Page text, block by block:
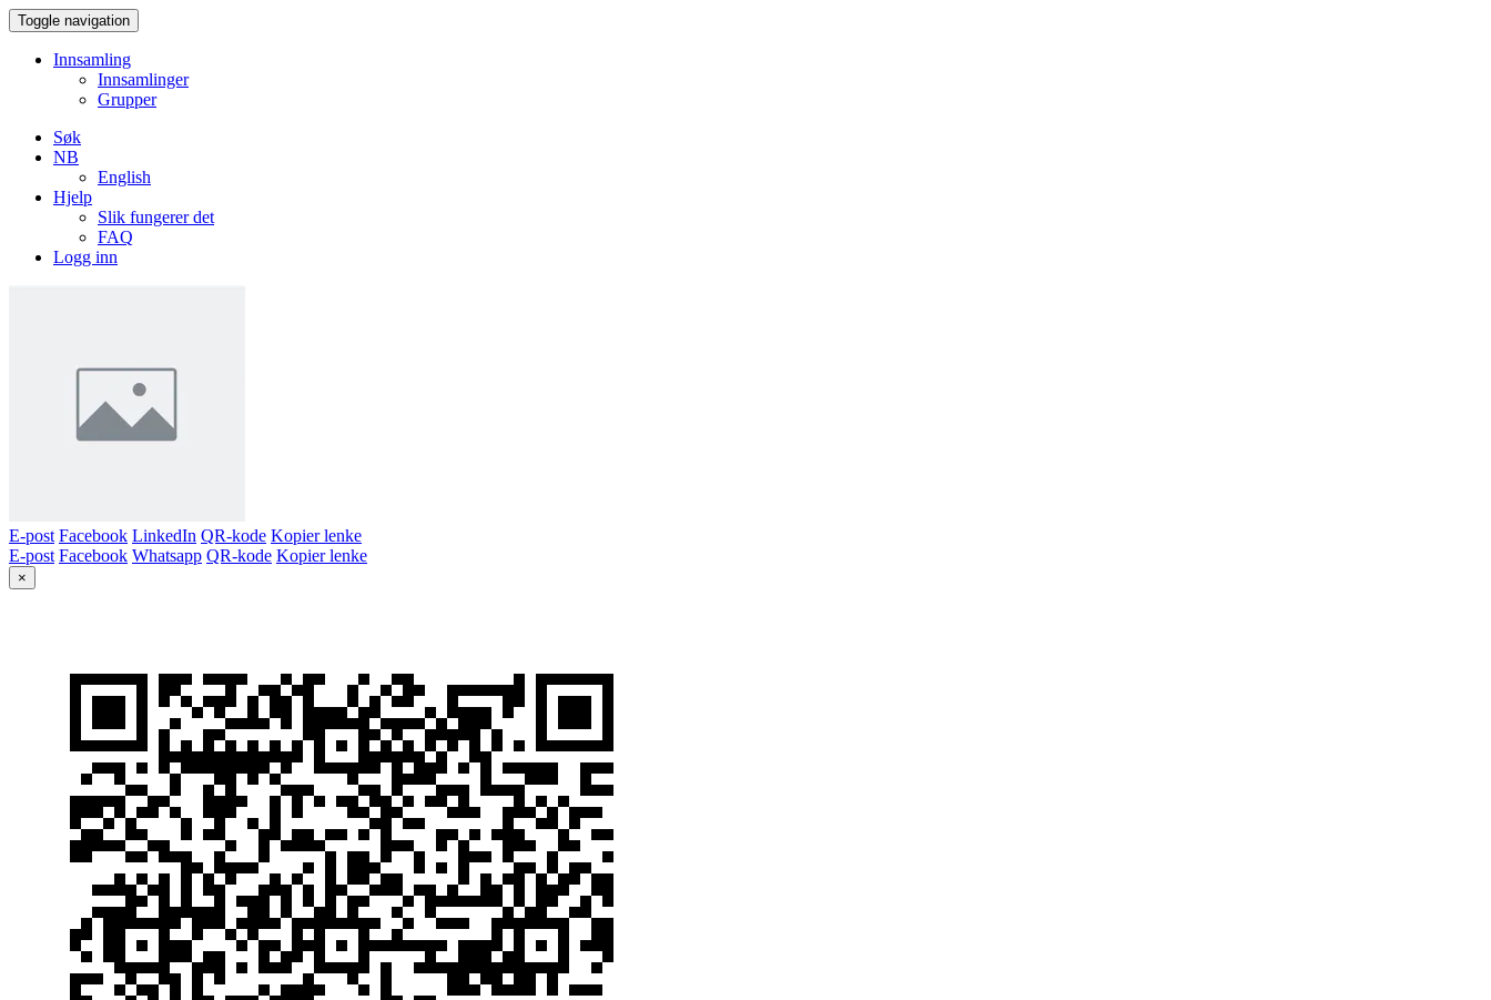
Toggle navigation
Innsamling
Innsamlinger
Grupper
Søk
NB
English
Hjelp
Slik fungerer det
FAQ
Logg inn
E-post Facebook LinkedIn QR-kode Kopier lenke
E-post Facebook Whatsapp QR-kode Kopier lenke
×